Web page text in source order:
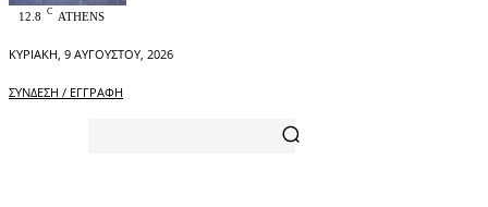
12.8 C ATHENS
ΚΥΡΙΑΚΉ, 9 ΑΥΓΟΎΣΤΟΥ, 2026
ΣΎΝΔΕΣΗ / ΕΓΓΡΑΦΉ